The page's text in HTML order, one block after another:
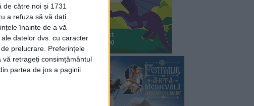
către noi și 1731
a refuza să vă dați
înainte de a vă
datelor dvs. cu caracter
prelucrare. Preferințele
vă retrageți consimțământul
partea de jos a paginii